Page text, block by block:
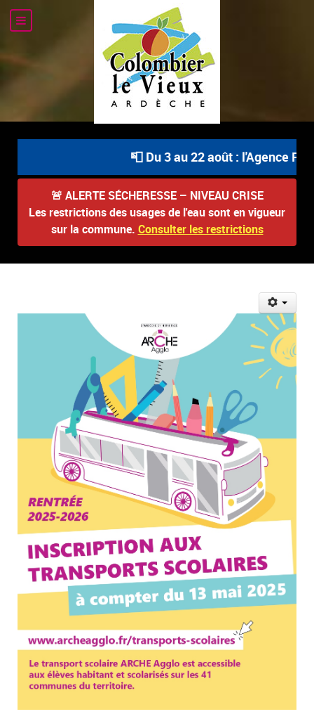
📮 Du 3 au 22 août : l'Agence
🚨 ALERTE SÉCHERESSE – NIVEAU CRISE
Les restrictions des usages de l'eau sont en vigueur
sur la commune. Consulter les restrictions